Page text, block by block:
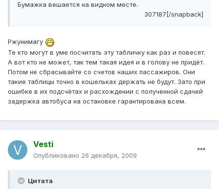
Бумажка вешается на видном месте.
307187[/snapback]
Ржунимагу
Те кто могут в уме посчитать эту табличку как раз и повесят.
А вот кто не может, так тем такая идея и в голову не придёт.
Потом не сбрасывайте со счетов наших пассажиров. Они
такие таблицы точно в кошельках держать не будут. Зато при
ошибке в их подсчётах и расхождении с полученной сдачей
задержка автобуса на остановке гарантирована всем.
Vesti
Опубликовано 26 декабря, 2009
Цитата